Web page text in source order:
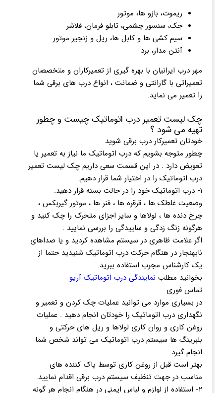
ریموت، بازو ها، موتور
جک، سنسور چشمی، تابلو فرمان، فلاشر
سیم کشی ها و کابل ها، ریل و زنجیر موتور
آنتن مدار، برد
مهر درب ایرانیان با بهره گیری از تعمیرکاران و متخصصان
تعمیراتی با گارانتی و ضمانت ، انواع درب های برقی شما
را تعمیر می نماید.
چک لیست تعمیر درب اتوماتیک چیست و چطور
تهیه می شود ؟
خودتان تعمیرکار درب برقی شوید
چطور متوجه بشویم که درب اتوماتیک ما نیاز به تعمیر یا
تعویض دارد . در این قسمت سعی داریم چک لیست تعمیر
درب اتوماتیک را در اختیار شما قرار دهیم.
۱- درب اتوماتیک خود را در حالت بسته قرار دهید.
وضعیت غلطک ها ، قرقره ها ، فنر ها ، موتور گیربکس ،
چرخ دنده ها ، لولاها و سایر اجزای متحرک را چک کنید و
هرگونه زنگ زدگی و ساییدگی را بررسی نمایید .
اگر علامت ظاهری در سیستم مشاهده کردید و یا صداهای
نابهنجار در هنگام حرکت درب اتوماتیک شنیدید حتما از
یک کارشناس مجرب استفاده ببرید.
بخوانید مطلب نمایندگی درب اتوماتیک آریو
تماس فوری
در بسیاری موارد می توانید عملیات چک کردن و تعمیر و
نگهداری درب اتوماتیک را خودتان انجام دهید . عملیات
روغن کاری و روان کاری لولاها و ریل های حرکتی و
بلبرینگ ها سیستم درب اتوماتیک می تواند شخص شما
انجام گیرد.
بهتر است قبل از روغن کاری توسط پاک کننده های
مناسب در جهت تنظیف سیستم درب برقی اقدام نمایید.
۲- استفاده از لوازم و لباس ایمنی در هنگام انجام هر گونه